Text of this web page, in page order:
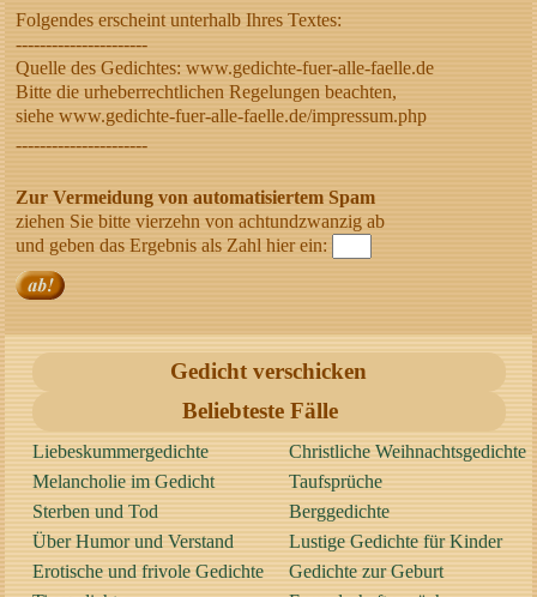
Folgendes erscheint unterhalb Ihres Textes:
----------------------
Quelle des Gedichtes: www.gedichte-fuer-alle-faelle.de
Bitte die urheberrechtlichen Regelungen beachten,
siehe www.gedichte-fuer-alle-faelle.de/impressum.php
----------------------
Zur Vermeidung von automatisiertem Spam
ziehen Sie bitte vierzehn von achtundzwanzig ab
und geben das Ergebnis als Zahl hier ein:
Gedicht verschicken
Beliebteste Fälle
Liebeskummergedichte
Melancholie im Gedicht
Sterben und Tod
Über Humor und Verstand
Erotische und frivole Gedichte
Christliche Weihnachtsgedichte
Taufsprüche
Berggedichte
Lustige Gedichte für Kinder
Gedichte zur Geburt